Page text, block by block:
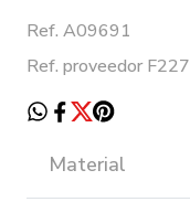
Ref. A09691
Ref. proveedor
Material